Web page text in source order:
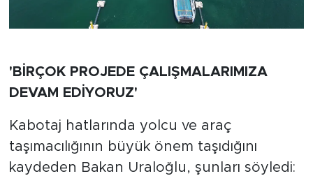
'BİRÇOK PROJEDE ÇALIŞMALARIMIZA
DEVAM EDİYORUZ'
Kabotaj hatlarında yolcu ve araç
taşımacılığının büyük önem taşıdığını
kaydeden Bakan Uraloğlu, şunları söyledi: